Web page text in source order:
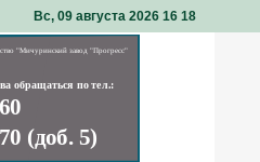
Вс, 09 августа 2026 16: 18